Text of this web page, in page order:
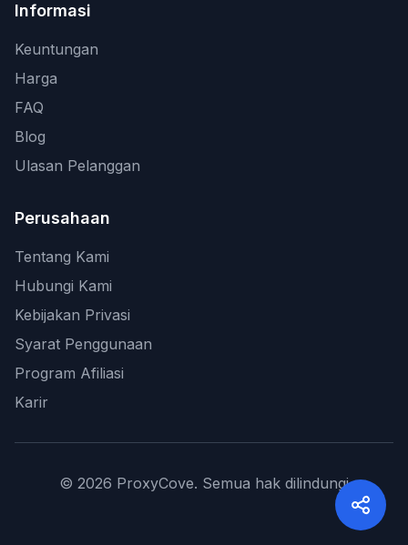
Informasi
Keuntungan
Harga
FAQ
Blog
Ulasan Pelanggan
Perusahaan
Tentang Kami
Hubungi Kami
Kebijakan Privasi
Syarat Penggunaan
Program Afiliasi
Karir
© 2026 ProxyCove. Semua hak dilindungi